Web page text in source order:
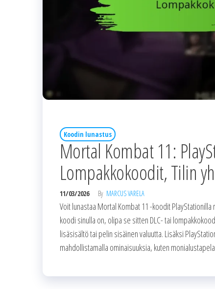
Koodin lunastus
Mortal Kombat 11:
Lompakkokoodit, Tilin
11/03/2026 By MARCUS VARELA
Voit lunastaa Mortal Kombat 11 -koodit
koodi sinulla on, olipa se sitten DLC- tai
lisäsisältö tai pelin sisäinen valuutta. Lisäksi
mahdollistamalla ominaisuuksia, kuten